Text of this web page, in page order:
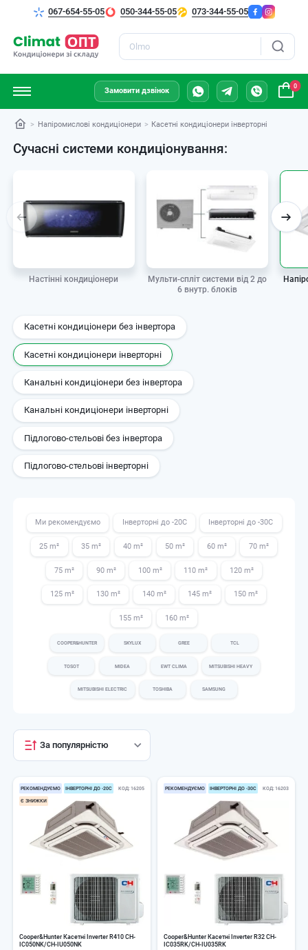
Пошук
067-654-55-05 050-344-55-05 073-344-55-05
Замовити дзвінок
0
Напіромислові кондиціонери Касетні кондиціонери інверторні
Сучасні системи кондиціонування:
Настінні кондиціонери
Мульти-спліт системи від 2 до
6 внутр. блоків
Касетні кондиціонери без інвертора
Касетні кондиціонери інверторні
Канальні кондиціонери без інвертора
Канальні кондиціонери інверторні
Підлогово-стельові без інвертора
Підлогово-стельові інверторні
Ми рекомендуємо Інверторні до -20С Інверторні до -30С
25 m² 35 m² 40 m² 50 m² 60 m² 70 m²
75 m² 90 m² 100 m² 110 m² 120 m²
125 m² 130 m² 140 m² 145 m² 150 m²
155 m² 160 m²
COOPER&HUNTER SKYLUX GREE TCL
TOSOT MIDEA EWT CLIMA MITSUBISHI HEAVY
MITSUBISHI ELECTRIC TOSHIBA SAMSUNG
За популярністю
РЕКОМЕНДУЄМО ІНВЕРТОРНІ ДО -20С
Є ЗНИЖКИ
КОД 16205
Cooper&Hunter Касетні Inverter R410 CH-
IC050NK/CH-IU050NK
РЕКОМЕНДУЄМО ІНВЕРТОРНІ ДО -30С КОД 16203
Cooper&Hunter Касетні Inverter R32 CH-
IC035RK/CH-IU035RK